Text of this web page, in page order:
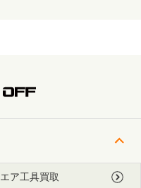
エア工具買取